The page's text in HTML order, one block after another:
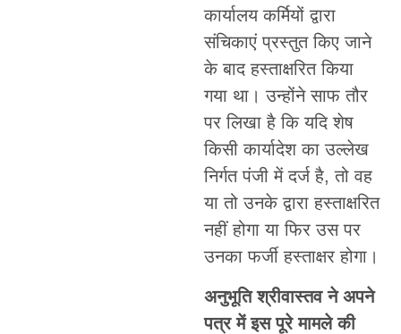
कार्यालय कर्मियों द्वारा
संचिकाएं प्रस्तुत किए जाने
के बाद हस्ताक्षरित किया
गया था। उन्होंने साफ तौर
पर लिखा है कि यदि शेष
किसी कार्यादेश का उल्लेख
निर्गत पंजी में दर्ज है, तो वह
या तो उनके द्वारा हस्ताक्षरित
नहीं होगा या फिर उस पर
उनका फर्जी हस्ताक्षर होगा।
अनुभूति श्रीवास्तव ने अपने
पत्र में इस पूरे मामले की